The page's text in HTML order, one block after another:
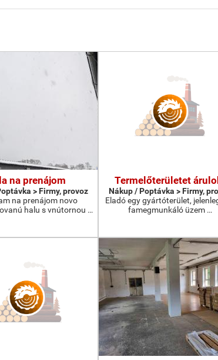
na prenájom
> Firmy, provoz
na prenájom novo
halu s vnútornou …
Termelőterületet
Nákup / Poptávka > Firmy,
Eladó egy gyártóterület,
famegmunkáló üzem …